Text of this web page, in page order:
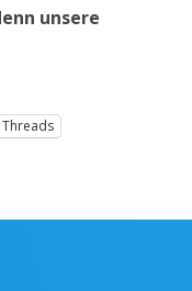
unsere
Threads